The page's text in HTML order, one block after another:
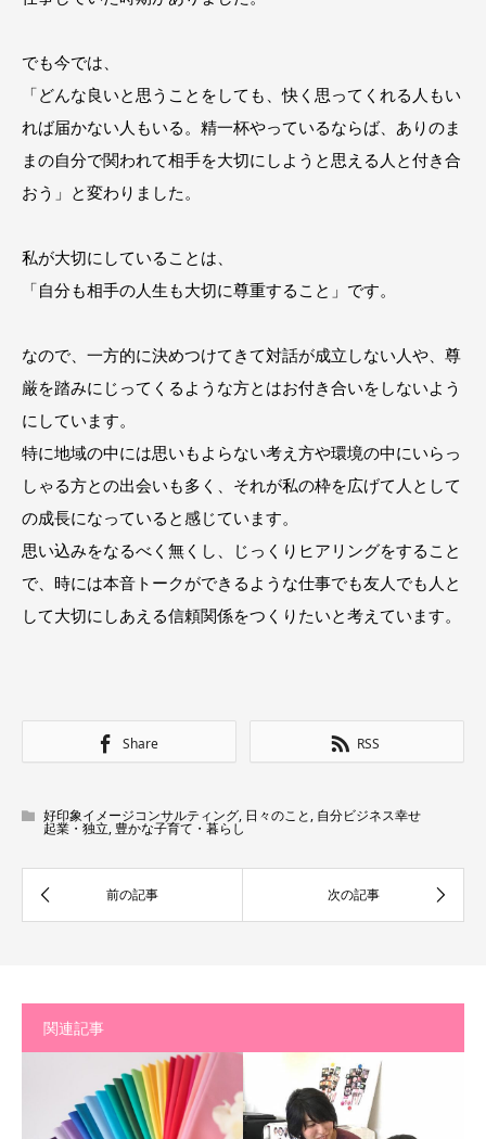
でも今では、
「どんな良いと思うことをしても、快く思ってくれる人もい
れば届かない人もいる。精一杯やっているならば、ありのま
まの自分で関われて相手を大切にしようと思える人と付き合
おう」と変わりました。
私が大切にしていることは、
「自分も相手の人生も大切に尊重すること」です。
なので、一方的に決めつけてきて対話が成立しない人や、尊
厳を踏みにじってくるような方とはお付き合いをしないよう
にしています。
特に地域の中には思いもよらない考え方や環境の中にいらっ
しゃる方との出会いも多く、それが私の枠を広げて人として
の成長になっていると感じています。
思い込みをなるべく無くし、じっくりヒアリングをすること
で、時には本音トークができるような仕事でも友人でも人と
して大切にしあえる信頼関係をつくりたいと考えています。
Share RSS
好印象イメージコンサルティング, 日々のこと, 自分ビジネス幸せ
起業・独立, 豊かな子育て・暮らし
関連記事